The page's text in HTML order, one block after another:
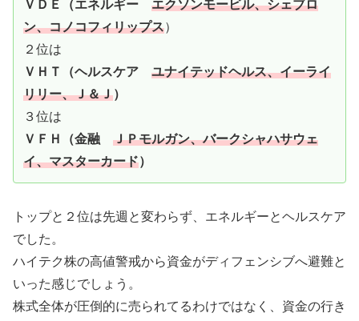
ＶＤＥ（エネルギー エクソンモービル、シェブロ
ン、コノコフィリップス）
２位は
ＶＨＴ（ヘルスケア ユナイテッドヘルス、イーライ
リリー、Ｊ＆Ｊ）
３位は
ＶＦＨ（金融 ＪＰモルガン、バークシャハサウェ
イ、マスターカード）
トップと２位は先週と変わらず、エネルギーとヘルスケア
でした。
ハイテク株の高値警戒から資金がディフェンシブへ避難と
いった感じでしょう。
株式全体が圧倒的に売られてるわけではなく、資金の行き